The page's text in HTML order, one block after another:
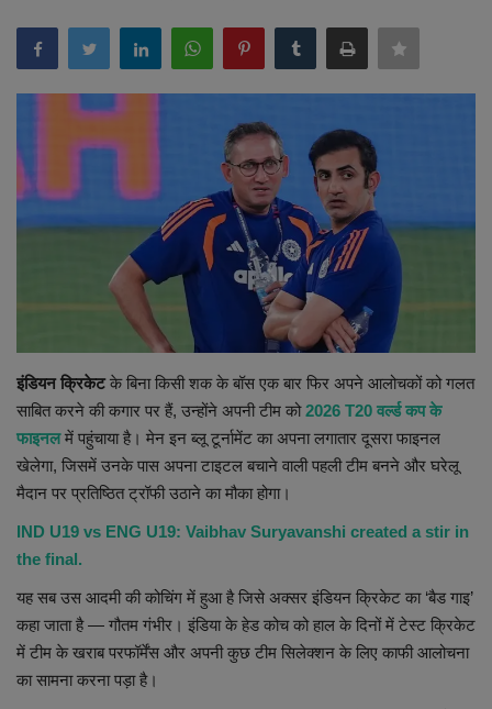
Sports
Game
Science & Technology
Entertainment
Hindi Sahitya
Life Style
Health
Gallery
इंडियन क्रिकेटके बिना किसी शक के बॉस एक बार फिर अपने आलोचकों को गलत
साबित करने की कगार पर हैं, उन्होंने अपनी टीम को2026 T20 वर्ल्ड कप के
फाइनलमें पहुंचाया है। मेन इन ब्लू टूर्नामेंट का अपना लगातार दूसरा फाइनल
खेलेगा, जिसमें उनके पास अपना टाइटल बचाने वाली पहली टीम बनने और घरेलू
मैदान पर प्रतिष्ठित ट्रॉफी उठाने का मौका होगा।
IND U19 vs ENG U19: Vaibhav Suryavanshi created a stir in
the final.
यह सब उस आदमी की कोचिंग में हुआ है जिसे अक्सर इंडियन क्रिकेट का ‘बैड गाइ’
कहा जाता है — गौतम गंभीर। इंडिया के हेड कोच को हाल के दिनों में टेस्ट क्रिकेट
में टीम के खराब परफॉर्मेंस और अपनी कुछ टीम सिलेक्शन के लिए काफी आलोचना
का सामना करना पड़ा है।